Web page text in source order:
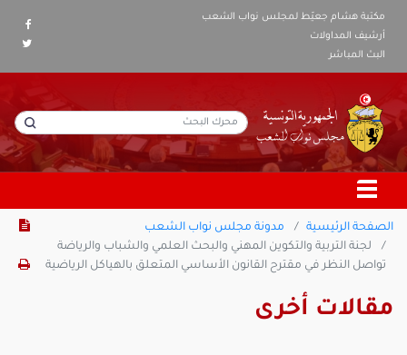
مكتبة هشام جعيّط لمجلس نواب الشعب
أرشيف المداولات
البث المباشر
الصفحة الرئيسية
مدونة مجلس نواب الشعب
لجنة التربية والتكوين المهني والبحث العلمي والشباب والرياضة
تواصل النظر في مقترح القانون الأساسي المتعلق بالهياكل الرياضية
مقالات أخرى